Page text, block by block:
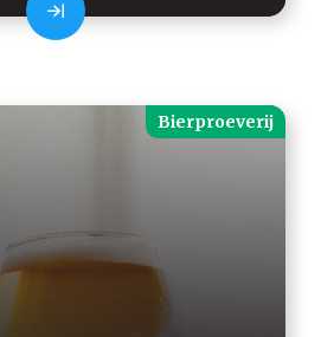
Bierproeverij